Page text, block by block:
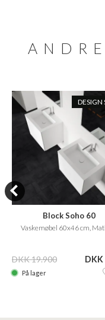
DESIGN
Block Soho 60
Vaskemøbel 60x46 cm,
DKK 19.900 DKK
På lager